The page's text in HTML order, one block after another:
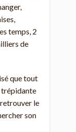
temps, 2
de
que tout
trépidante
le
son